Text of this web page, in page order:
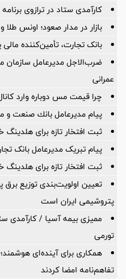
کارآمدی ستاد در ترازوی
بازار در مدار صعود؛ اونس طلا
بانک تجارت، تأمین‌کننده مالی پروژه
ضرب‌الاجل مدیرعامل سازمان
عمرانی
چرا قیمت مس دوباره وارد کانال ۱۴ هزار دلار
پیام مدیرعامل بانك صنعت و
ثبت افتخار تازه برای
پیام تبریک مدیرعامل بانک
ثبت افتخار تازه برای
تعیین اولویت‌بندی توزیع
پتروشیمی ایران است
ممیزی بیمه آسیا / کارآمدی
تورمی
همکاری برای آینده‌ای
تفاهم‌نامه امضا کردند